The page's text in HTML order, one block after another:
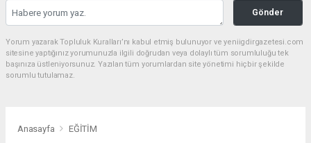
Gönder
Yorum yazarak Topluluk Kuralları’nı kabul etmiş bulunuyor ve yeniigdirgazetesi.com
sitesine yaptığınız yorumunuzla ilgili doğrudan veya dolaylı tüm sorumluluğu tek
başınıza üstleniyorsunuz. Yazılan tüm yorumlardan site yönetimi hiçbir şekilde
sorumlu tutulamaz.
Anasayfa EĞİTİM